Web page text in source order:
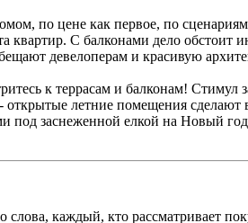
по цене как первое, по сценариям
квартир. С балконами дело
девелоперам и красивую
к террасам и балконам!
летние помещения
заснеженной елкой на Новый
слова, каждый, кто рассматривает